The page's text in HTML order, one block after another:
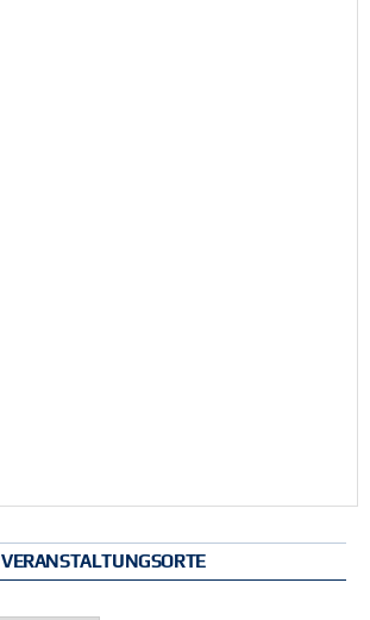
VERANSTALTUNGSORTE